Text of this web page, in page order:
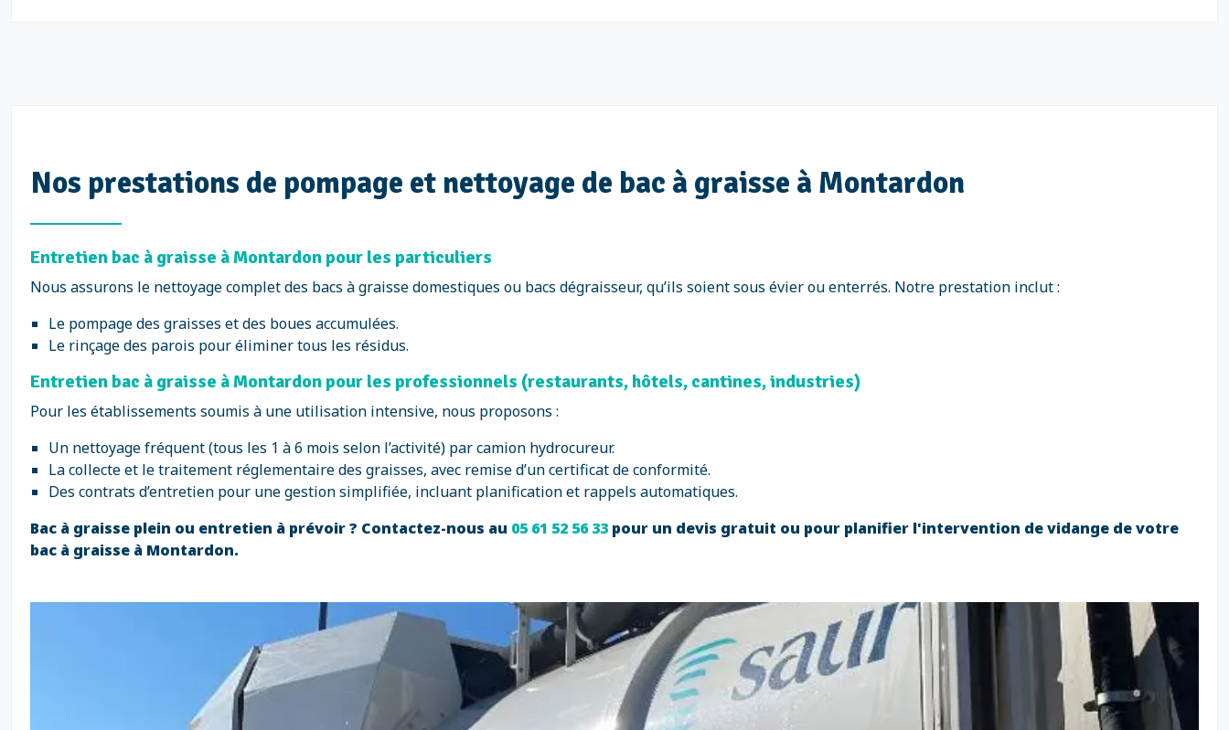
Nos prestations de pompage et nettoyage de bac à graisse à Montardon
Entretien bac à graisse à Montardon pour les particuliers
Nous assurons le nettoyage complet des bacs à graisse domestiques ou bacs dégraisseur, qu’ils soient sous évier ou enterrés. Notre prestation inclut :
Le pompage des graisses et des boues accumulées.
Le rinçage des parois pour éliminer tous les résidus.
Entretien bac à graisse à Montardon pour les professionnels (restaurants, hôtels, cantines, industries)
Pour les établissements soumis à une utilisation intensive, nous proposons :
Un nettoyage fréquent (tous les 1 à 6 mois selon l’activité) par camion hydrocureur.
La collecte et le traitement réglementaire des graisses, avec remise d’un certificat de conformité.
Des contrats d’entretien pour une gestion simplifiée, incluant planification et rappels automatiques.
Bac à graisse plein ou entretien à prévoir ? Contactez-nous au 05 61 52 56 33 pour un devis gratuit ou pour planifier l'intervention de vidange de votre
bac à graisse à Montardon.